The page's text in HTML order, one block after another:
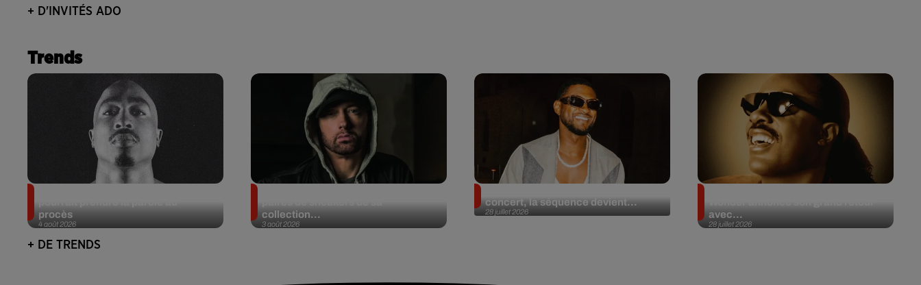
+ D'INVITÉS ADO
Trends
4 août 2026
procès
3 août 2026
collection...
28 juillet 2026
concert, la séquence devient...
28 juillet 2026
avec...
+ DE TRENDS